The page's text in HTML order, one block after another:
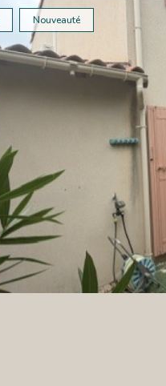
Nouveauté